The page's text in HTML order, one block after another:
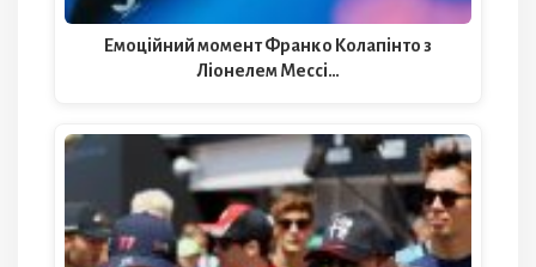
Емоційний момент Франко Колапінто з
Ліонелем Мессі…